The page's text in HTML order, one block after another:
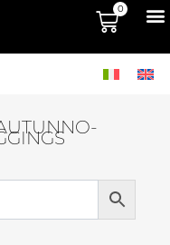
0